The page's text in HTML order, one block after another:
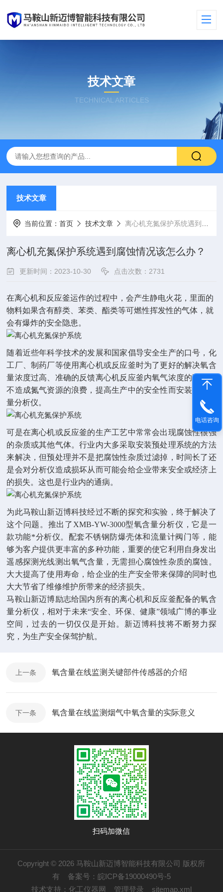
技术文章
TECHNICAL ARTICLES
技术文章
当前位置：首页 技术文章 离心机充氮保护系统遇到腐蚀情况该怎么办？
离心机充氮保护系统遇到腐蚀情况该怎么办？
更新时间：2023-10-30 点击次数：2731
在离心机和反应釜运作的过程中，会产生静电火花，里面的
物料如果含有醇类、苯类、酯类等可燃性挥发性的气体，就
会有爆炸的安全隐患。
随着近些年科学技术的发展和国家倡导安全生产的口号，化
工厂、制药厂等使用离心机或反应釜时为了更好的解决氧含
量浓度过高、准确的反馈离心机反应釜内氧气浓度的数值，
不造成氮气资源的浪费，提高生产中的安全性而安装了氧含
量分析仪。
可是在离心机或反应釜的生产工艺中常常会出现腐蚀性很强
的杂质或其他气体。行业内大多采取安装预处理系统的方法
来解决，但预处理并不是把腐蚀性杂质过滤掉，时间长了还
是会对分析仪造成损坏从而可能会给企业带来安全或经济上
的损失。这也是行业内的通病。
为此马鞍山新迈博科技经过不断的探究和实验，终于解决了
这个问题。推出了XMB-YW-3000型氧含量分析仪，它是一
款功能*分析仪。配套不锈钢防爆壳体和流量计阀门等，能
够为客户提供更丰富的多种功能，重要的使它利用自身发出
遥感探测光线测出氧气含量，无需担心腐蚀性杂质的腐蚀。
大大提高了使用寿命，给企业的生产安全带来保障的同时也
大大节省了维修维护所带来的经济损失。
马鞍山新迈博励志给国内所有的离心机和反应釜配备的氧含
量分析仪，相对于未来“安全、环保、健康”领域广博的事业
空间，过去的一切仅仅是开始。新迈博科技将不断努力探
究，为生产安全保驾护航。
上一条 氧含量在线监测关键部件传感器的介绍
下一条 氧含量在线监测烟气中氧含量的实际意义
扫码加微信
Copyright © 2026 马鞍山新迈博智能科技有限公司 版权所
有 备案号：皖ICP备19000490号-5
技术支持： 化工仪器网 管理登录 sitemap.xml
电话咨询